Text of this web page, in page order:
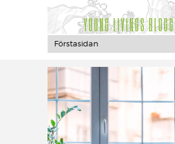
YOUNG LIVINGS BLOGG